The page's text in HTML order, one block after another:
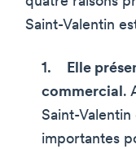
Saint-Valentin
Elle
commercial.
Saint-
importantes